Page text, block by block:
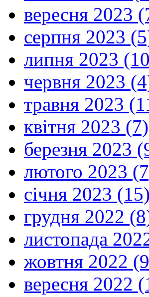
вересня 2023
серпня 2023
липня 2023
червня 2023
травня 2023
квітня 2023 (7)
березня 2023
лютого 2023
січня 2023 (15)
грудня 2022
листопада
жовтня 2022
вересня 2022